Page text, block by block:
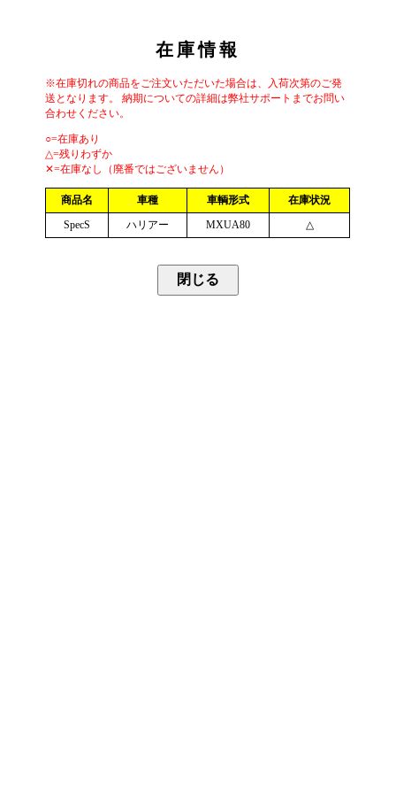
在庫情報
※在庫切れの商品をご注文いただいた場合は、入荷次第のご発
送となります。 納期についての詳細は弊社サポートまでお問い
合わせください。
○=在庫あり
△=残りわずか
✕=在庫なし（廃番ではございません）
商品名 車種 車輌形式
在庫状況
SpecS
ハリアー MXUA80 △